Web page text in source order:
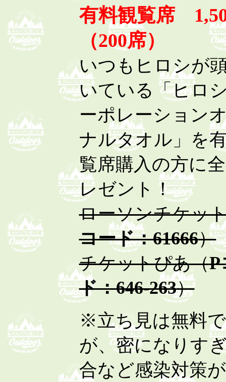
有料観覧席
（200席）
いつもヒロシが
いている「ヒロ
ーポレーション
ナルタオル」を
覧席購入の方に
レゼント！
ローソンチケッ
コード：61666）
チケットぴあ（P
ド：646-263）
※立ち見は無料
が、密になりす
合など感染対策